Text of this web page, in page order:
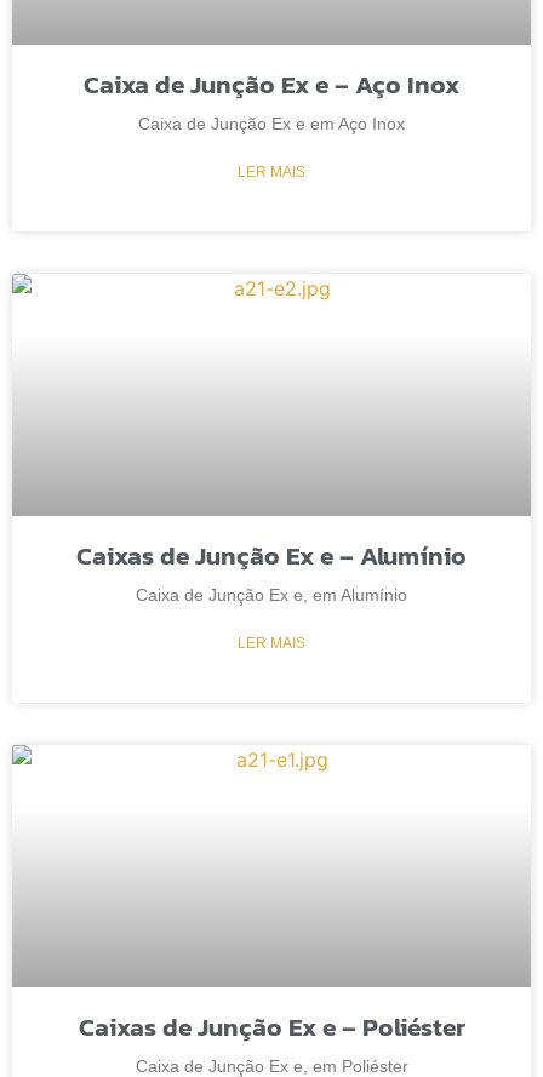
Caixa de Junção Ex e – Aço Inox
Caixa de Junção Ex e em Aço Inox
LER MAIS
Caixas de Junção Ex e – Alumínio
Caixa de Junção Ex e, em Alumínio
LER MAIS
Caixas de Junção Ex e – Poliéster
Caixa de Junção Ex e, em Poliéster